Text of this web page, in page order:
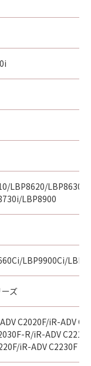
LBP8620/LBP8630/
LBP8900
LBP9900Ci/
ズ
C2020F/iR-ADV
R/iR-ADV
iR-ADV C2230F